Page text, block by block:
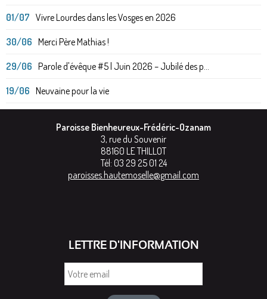
01/07 Vivre Lourdes dans les Vosges en 2026
30/06 Merci Père Mathias !
29/06 Parole d'évêque #5 | Juin 2026 – Jubilé des p...
19/06 Neuvaine pour la vie
Paroisse Bienheureux-Frédéric-Ozanam
3, rue du Souvenir
88160 LE THILLOT
Tél: 03 29 25 01 24
paroisses.hautemoselle@gmail.com
LETTRE D'INFORMATION